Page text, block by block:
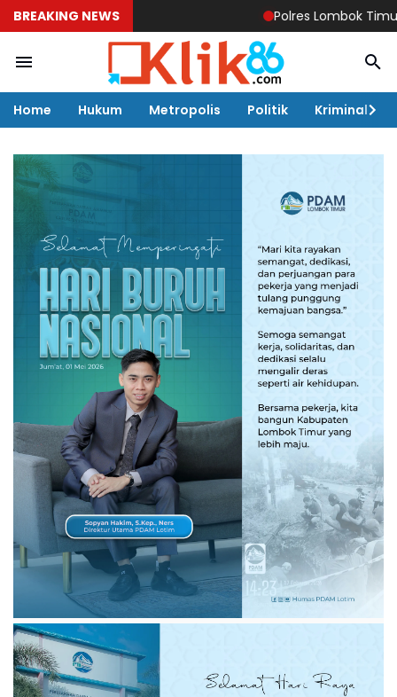
BREAKING NEWS Polres Lombok Timur Ukir
Home Hukum Metropolis Politik Kriminal